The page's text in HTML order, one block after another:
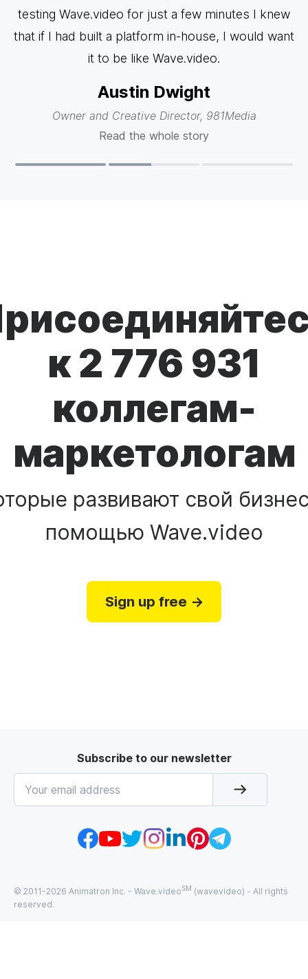
testing Wave.video for just a few minutes I knew
that if I had built a platform in-house, I would want
it to be like Wave.video.
Austin Dwight
Owner and Creative Director, 981Media
Read the whole story
к 2 776 931
коллегам-
маркетологам
развивают свой
помощью Wave.video
Sign up free →
Subscribe to our newsletter
© 2011-2026 Animatron Inc. - Wave.videoSM (wavevideo) - All rights
reserved.